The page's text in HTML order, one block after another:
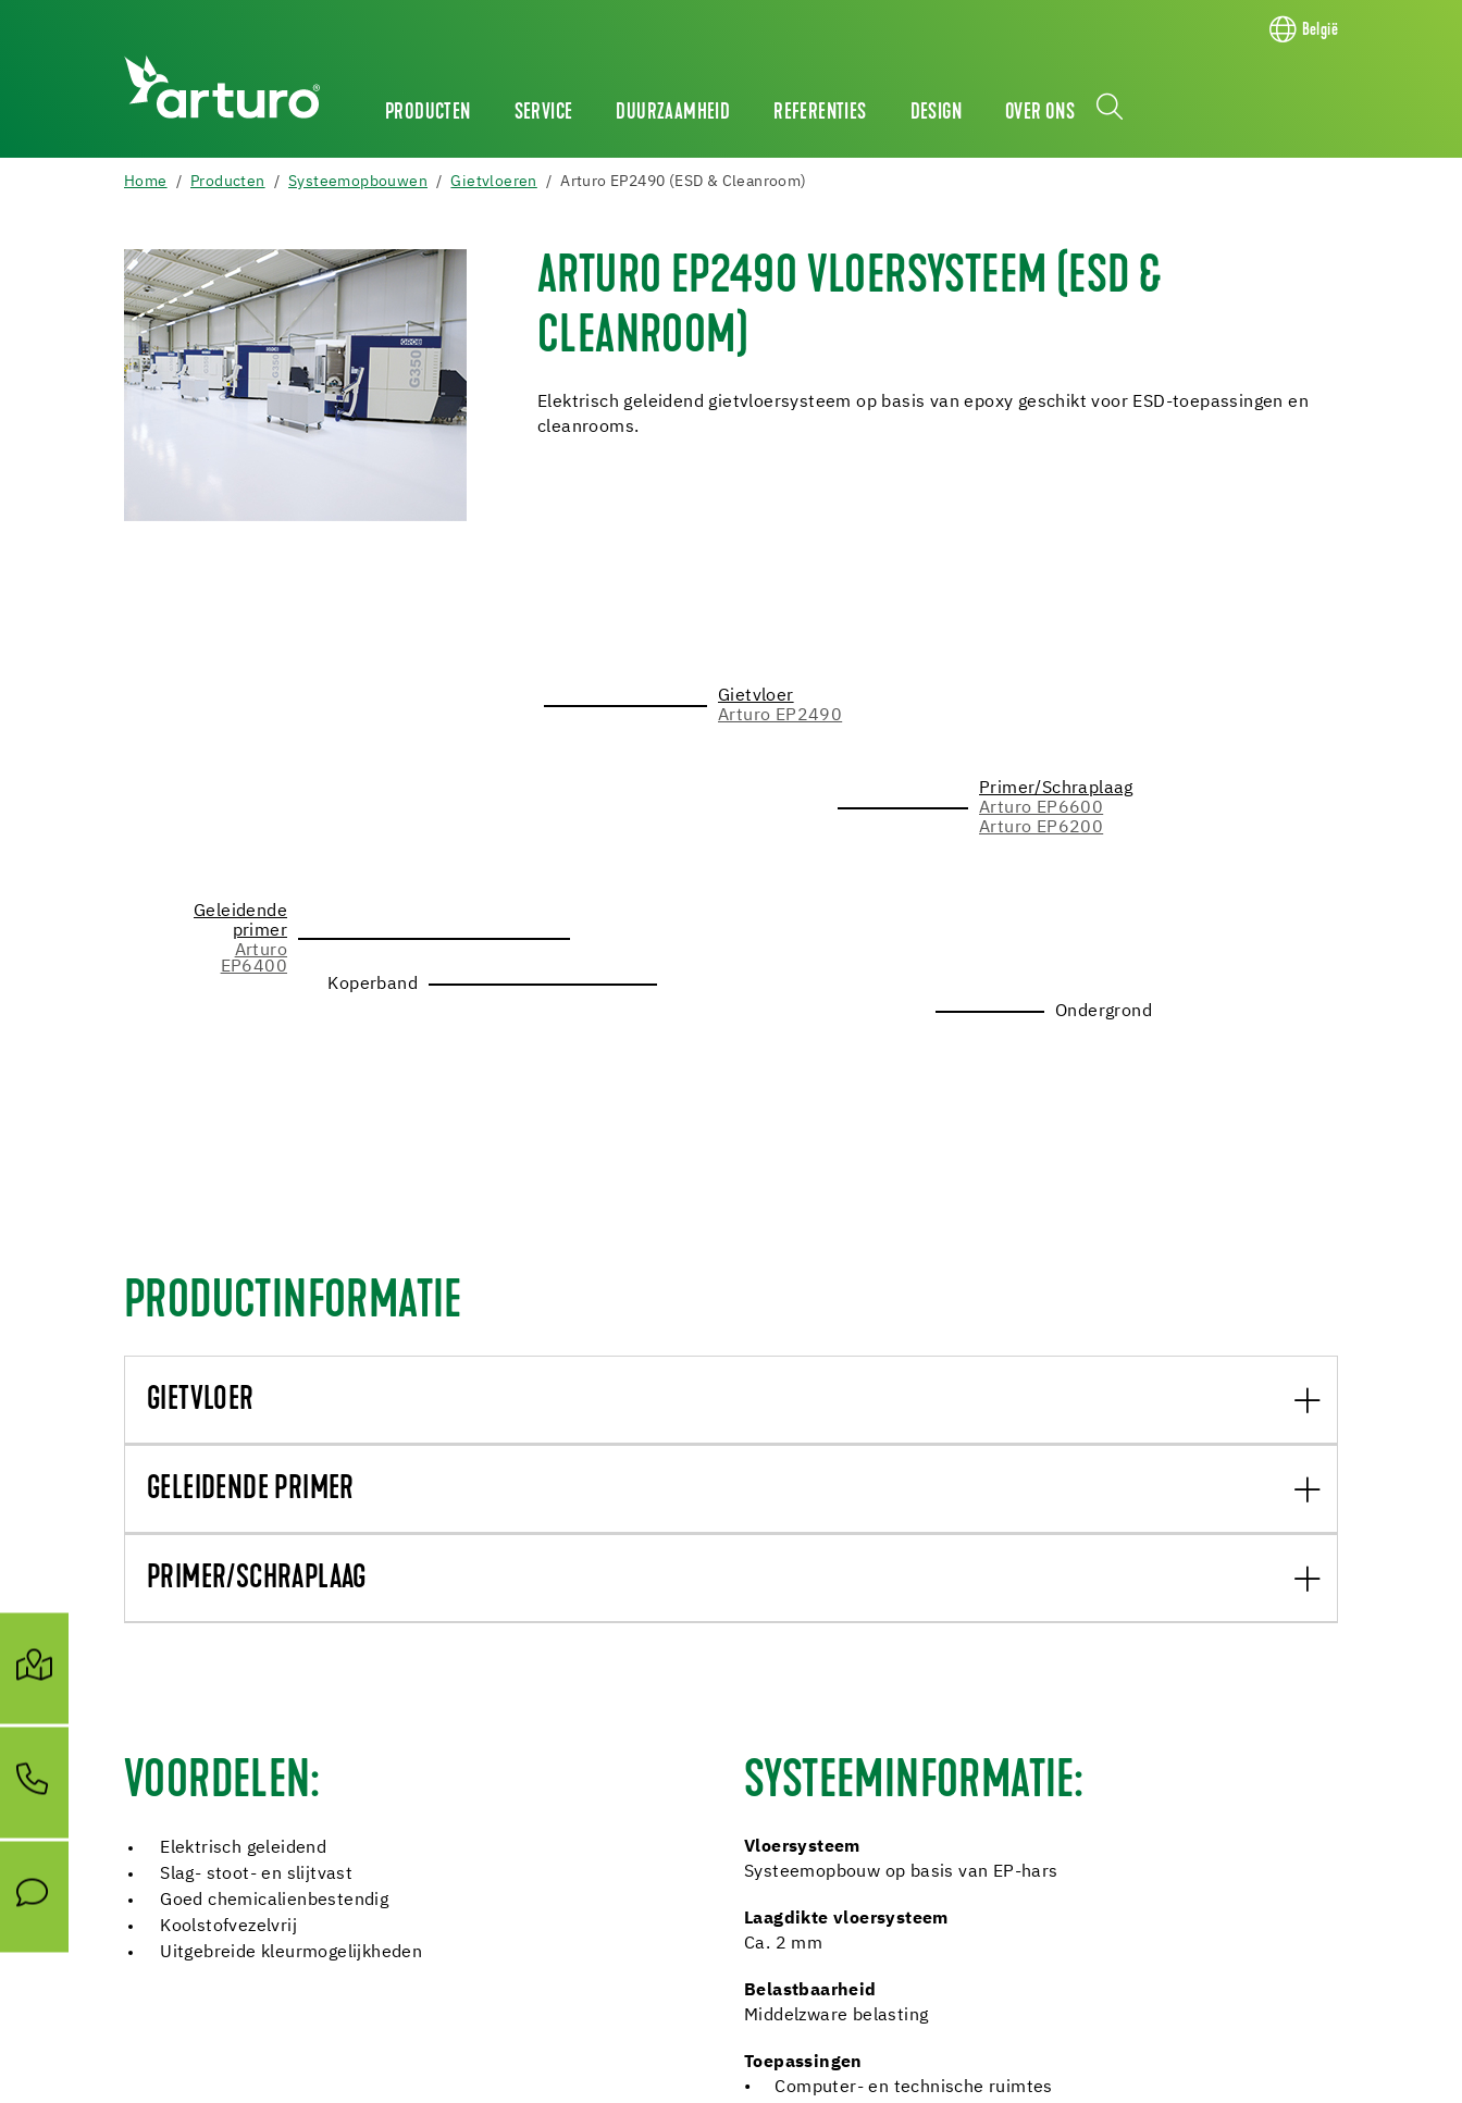
België
PRODUCTEN SERVICE DUURZAAMHEID REFERENTIES DESIGN OVER ONS
Home Producten Systeemopbouwen Gietvloeren Arturo EP2490 (ESD & Cleanroom)
ARTURO EP2490 VLOERSYSTEEM (ESD &
CLEANROOM)
Elektrisch geleidend gietvloersysteem op basis van epoxy geschikt voor ESD-toepassingen en
cleanrooms.
Gietvloer
Arturo EP2490
Geleidende
primer
Arturo
EP6400
Koperband
Primer/Schraplaag
Arturo EP6600
Arturo EP6200
Ondergrond
PRODUCTINFORMATIE
GIETVLOER
GELEIDENDE PRIMER
PRIMER/SCHRAPLAAG
VOORDELEN:
Elektrisch geleidend
Slag- stoot- en slijtvast
Goed chemicalienbestendig
Koolstofvezelvrij
Uitgebreide kleurmogelijkheden
SYSTEEMINFORMATIE:
Vloersysteem
Systeemopbouw op basis van EP-hars
Laagdikte vloersysteem
Ca. 2 mm
Belastbaarheid
Middelzware belasting
Toepassingen
• Computer- en technische ruimtes